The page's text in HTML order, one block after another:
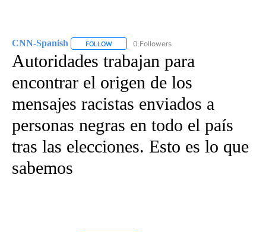
CNN-Spanish FOLLOW FOLLOW "CNN-SPANISH" TO RECEIVE
0 Followers
Autoridades trabajan para
encontrar el origen de los
mensajes racistas enviados a
personas negras en todo el país
tras las elecciones. Esto es lo que
sabemos